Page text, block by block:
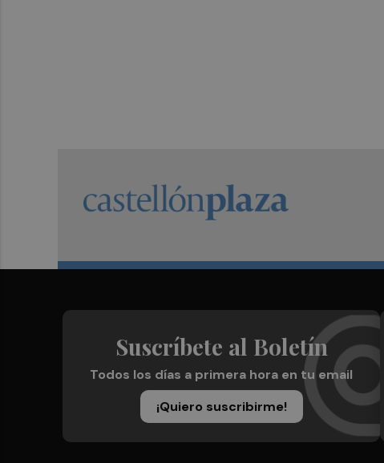
Suscríbete al Boletín
Todos los días a primera hora en tu email
¡Quiero suscribirme!